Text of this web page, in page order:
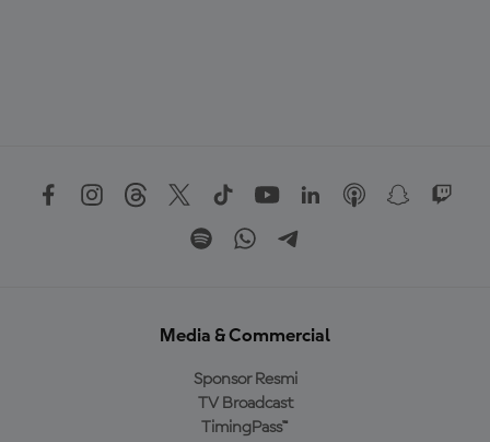
Media & Commercial
Sponsor Resmi
TV Broadcast
TimingPass™